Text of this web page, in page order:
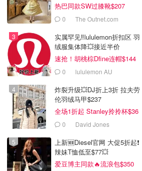
热巴同款SW过膝靴$207
0 The Outnet.com
实属罕见‼️lululemon折扣区 羽
绒服集体降💥接近半价
速抢！胡桃棕Dfine连帽$144
0 lululemon AU
炸裂升级💥DJ折上3折 拉夫劳
伦羽绒马甲$237
全场1折起 Stanley拎拎杯$36
0 David Jones
上新🆕Diesel官网 大促5折起❗️
辣妹T恤低至$77💥
爱豆博主同款🔥流浪包$350